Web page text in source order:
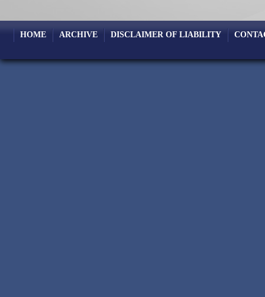
HOME ARCHIVE DISCLAIMER OF LIABILITY